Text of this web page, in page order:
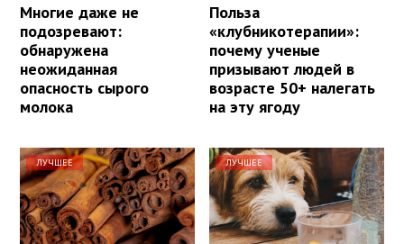
Многие даже не
подозревают:
обнаружена
неожиданная
опасность сырого
молока
Польза
«клубникотерапии»:
почему ученые
призывают людей в
возрасте 50+ налегать
на эту ягоду
ЛУЧШЕЕ ЛУЧШЕЕ